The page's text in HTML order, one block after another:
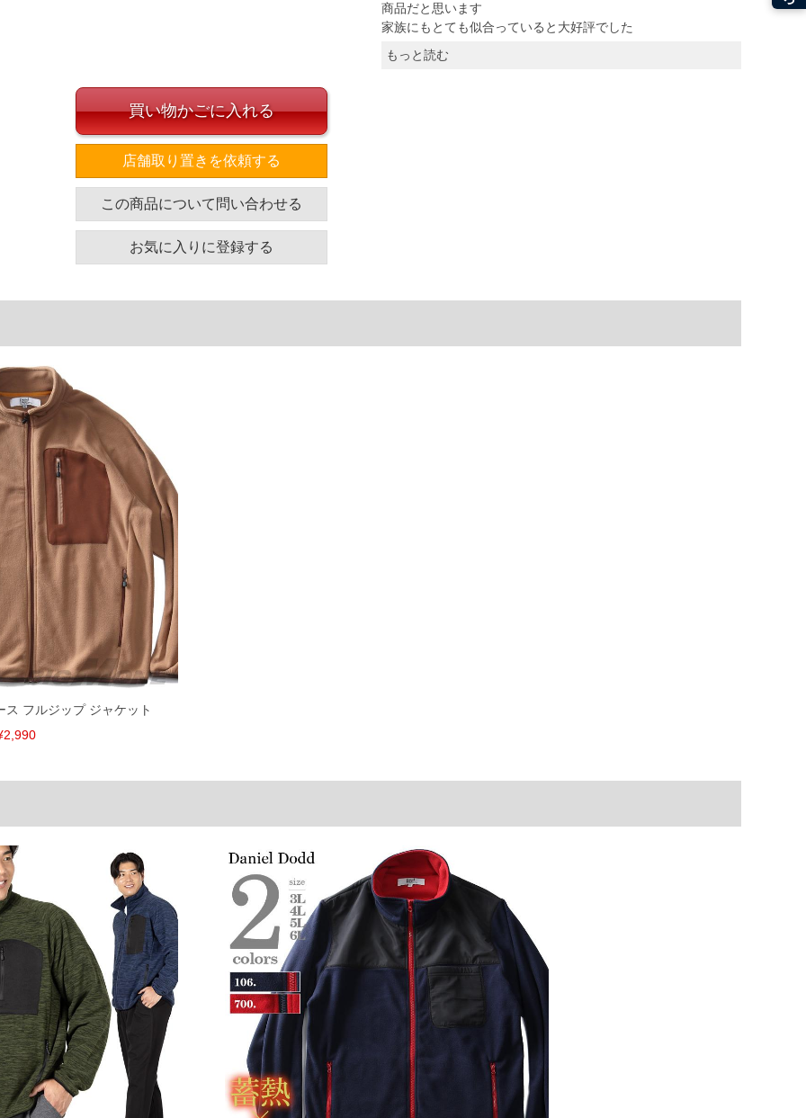
商品だと思います
家族にもとても似合っていると大好評でした
もっと読む
買い物かごに入れる
店舗取り置きを依頼する
この商品について問い合わせる
お気に入りに登録する
ス フルジップ ジャケット